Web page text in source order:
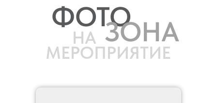
ОФОРМЛЕНИЕ ШАРАМИ ВЫПУСКНОГО ВЕЧЕРА, ПОСЛЕДНЕГО
ЗВОНКА В ШКОЛЕ ШАРИКИ НА 1 СЕНТЯБРЯ
МЕРОПРИЯТИЕ
ФОТОЗОНА
НА